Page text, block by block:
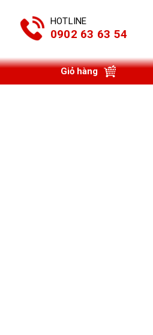
HOTLINE
0902 63 63 54
Giỏ hàng